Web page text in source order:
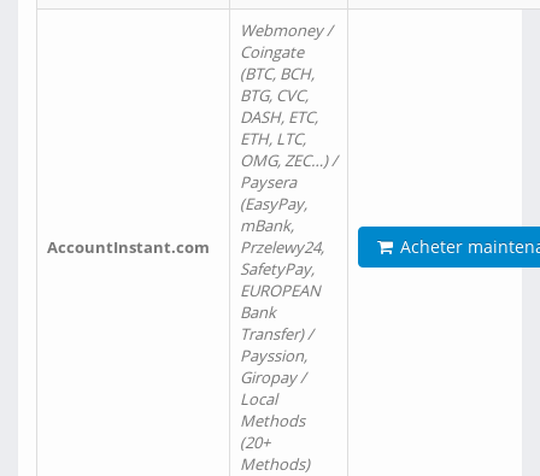
AccountInstant.com
Webmoney /
Coingate
(BTC, BCH,
BTG, CVC,
DASH, ETC,
ETH, LTC,
OMG, ZEC…) /
Paysera
(EasyPay,
mBank,
Przelewy24,
SafetyPay,
EUROPEAN
Bank
Transfer) /
Payssion,
Giropay /
Local
Methods
(20+
Methods)
Acheter